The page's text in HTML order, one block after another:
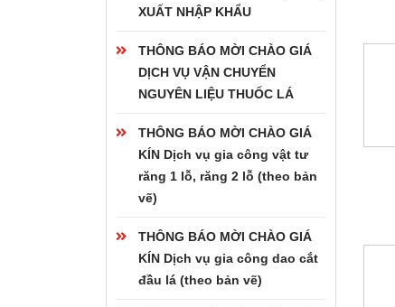
XUẤT NHẬP KHẨU
THÔNG BÁO MỜI CHÀO GIÁ
DỊCH VỤ VẬN CHUYỂN
NGUYÊN LIỆU THUỐC LÁ
THÔNG BÁO MỜI CHÀO GIÁ
KÍN Dịch vụ gia công vật tư
răng 1 lỗ, răng 2 lỗ (theo bản
vẽ)
THÔNG BÁO MỜI CHÀO GIÁ
KÍN Dịch vụ gia công dao cắt
đầu lá (theo bản vẽ)